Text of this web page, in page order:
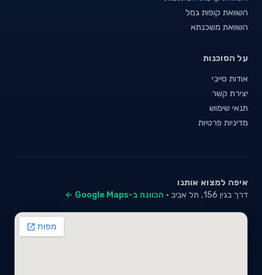
השוואת קופות גמל
השוואת משכנתא
על הסוכנות
אודות סייבי
יצירת קשר
תנאי שימוש
מדיניות פרטיות
איפה למצוא אותנו
דרך בגין 156, תל אביב · הכוונה ב-Google Maps ←